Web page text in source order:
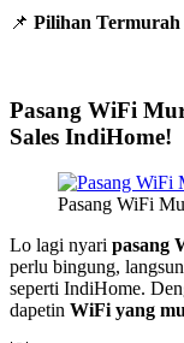
📌 Pilihan Termurah
Pasang WiFi
Sales IndiHome!
Pasang WiFi
Lo lagi nyari pasang
perlu bingung,
seperti IndiHome.
dapetin WiFi yang